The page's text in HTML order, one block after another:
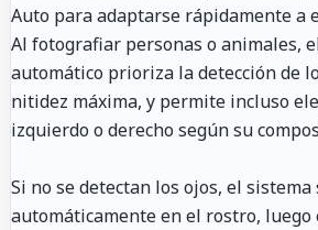
Auto para adaptarse rápidamente a
Al fotografiar personas o animales,
automático prioriza la detección de
nitidez máxima, y permite incluso
izquierdo o derecho según su
Si no se detectan los ojos, el sistema
automáticamente en el rostro, luego